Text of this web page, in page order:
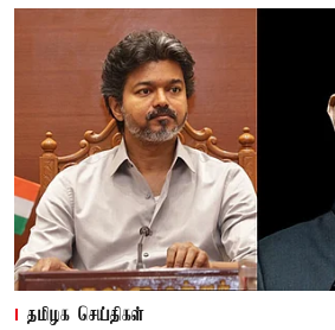
தமிழக செய்திகள்